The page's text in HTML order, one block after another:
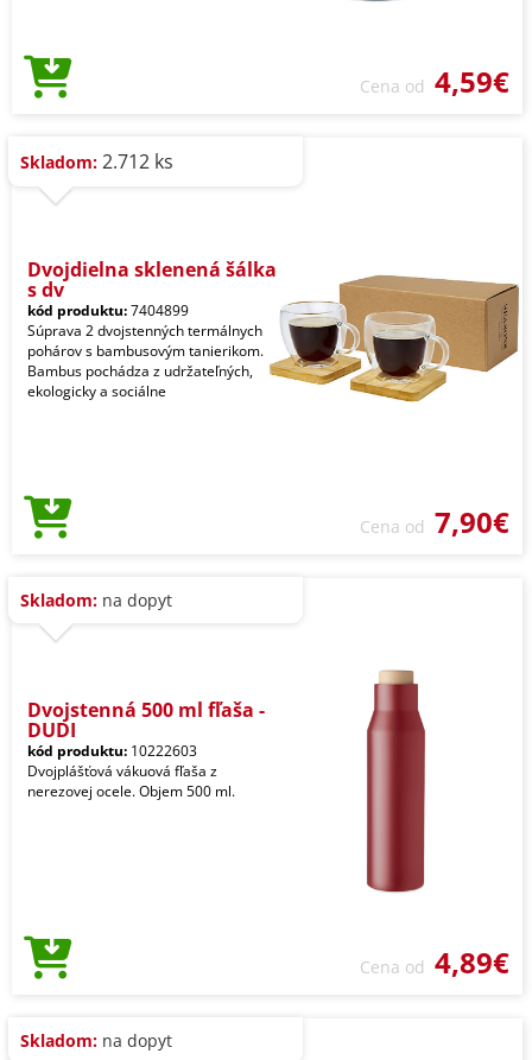
Cena od 4,59€
Skladom: 2.712 ks
Dvojdielna sklenená šálka
s dv
kód produktu:7404899
Súprava 2 dvojstenných termálnych
pohárov s bambusovým tanierikom.
Bambus pochádza z udržateľných,
ekologicky a sociálne
Cena od 7,90€
Skladom: na dopyt
Dvojstenná 500 ml fľaša -
DUDI
kód produktu: 10222603
Dvojplášťová vákuová fľaša z
nerezovej ocele. Objem 500 ml.
Cena od 4,89€
Skladom: na dopyt